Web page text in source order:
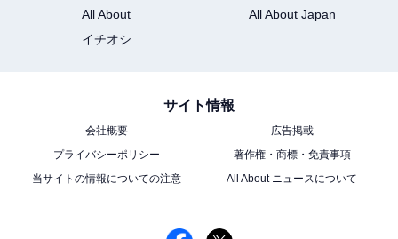
All About
All About Japan
イチオシ
サイト情報
会社概要
広告掲載
プライバシーポリシー
著作権・商標・免責事項
当サイトの情報についての注意
All About ニュースについて